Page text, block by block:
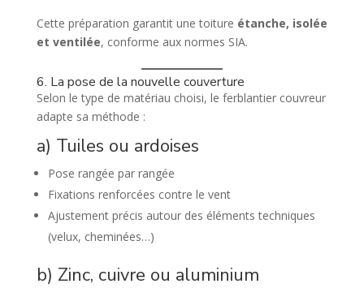
Cette préparation garantit une toiture étanche, isolée
et ventilée, conforme aux normes SIA.
6. La pose de la nouvelle couverture
Selon le type de matériau choisi, le ferblantier couvreur
adapte sa méthode :
a) Tuiles ou ardoises
Pose rangée par rangée
Fixations renforcées contre le vent
Ajustement précis autour des éléments techniques
(velux, cheminées…)
b) Zinc, cuivre ou aluminium